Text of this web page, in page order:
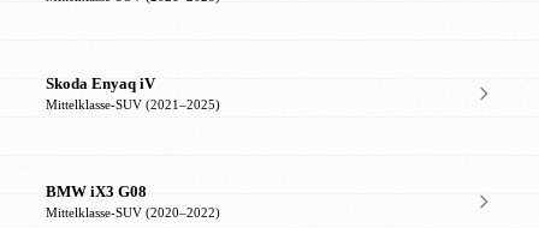
Skoda Enyaq iV
Mittelklasse-SUV (2021–2025)
BMW iX3 G08
Mittelklasse-SUV (2020–2022)